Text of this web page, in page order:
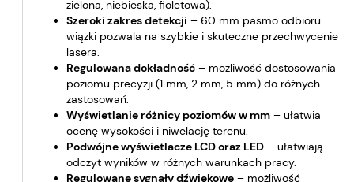
zielona, niebieska, fioletowa).
Szeroki zakres detekcji – 60 mm pasmo odbioru
wiązki pozwala na szybkie i skuteczne przechwycenie
lasera.
Regulowana dokładność – możliwość dostosowania
poziomu precyzji (1 mm, 2 mm, 5 mm) do różnych
zastosowań.
Wyświetlanie różnicy poziomów w mm – ułatwia
ocenę wysokości i niwelację terenu.
Podwójne wyświetlacze LCD oraz LED – ułatwiają
odczyt wyników w różnych warunkach pracy.
Regulowane sygnały dźwiękowe – możliwość